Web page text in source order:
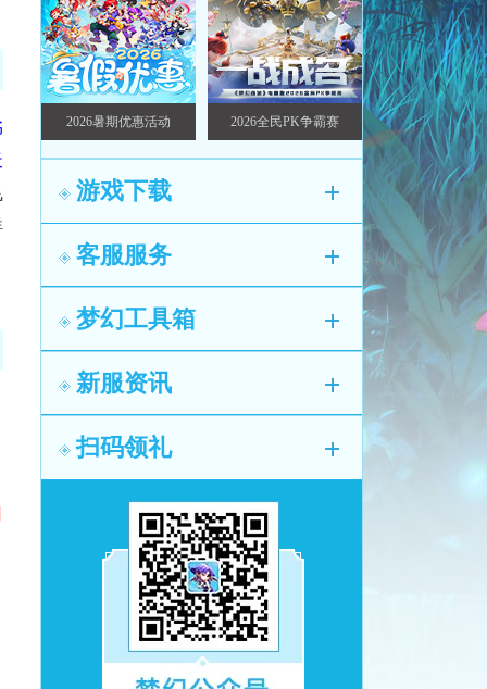
2026暑期优惠活动 2026全民PK争霸赛
游戏下载
客服服务
梦幻工具箱
新服资讯
扫码领礼